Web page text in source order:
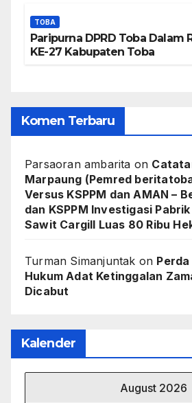
TOBA
Paripurna DPRD Toba Dalam
KE-27 Kabupaten Toba
Komen Terbaru
Parsaoran ambarita on
Marpaung (Pemred
Versus KSPPM dan AMAN –
dan KSPPM Investigasi
Sawit Cargill Luas 80 Ribu
Turman Simanjuntak on
Hukum Adat Ketinggalan
Dicabut
Kalender
August 2026